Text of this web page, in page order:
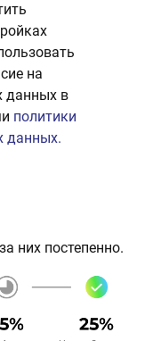
на
данных в
политики
данных.
них постепенно.